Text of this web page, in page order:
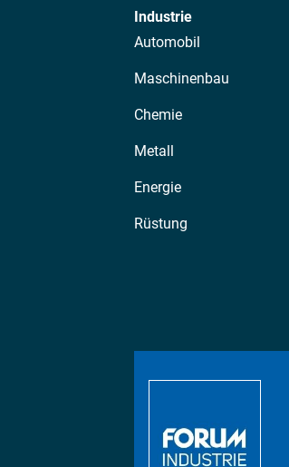
Industrie
Automobil
Maschinenbau
Chemie
Metall
Energie
Rüstung